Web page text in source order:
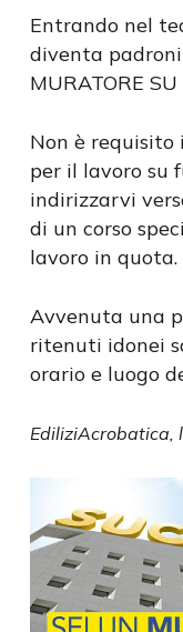
Entrando nel
diventa
MURATORE SU
Non è
per il lavoro su
indirizzarvi
di un corso
lavoro in quota.
Avvenuta una
ritenuti idonei
orario e luogo
EdiliziAcrobatica,